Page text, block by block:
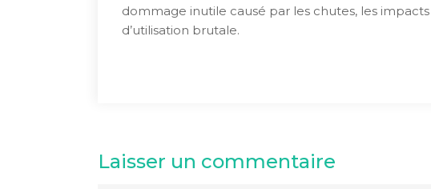
dommage inutile causé par les chutes, les
d’utilisation brutale.
Laisser un commentaire